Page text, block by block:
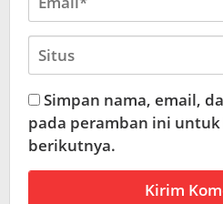
Simpan nama, email,
pada peramban ini
berikutnya.